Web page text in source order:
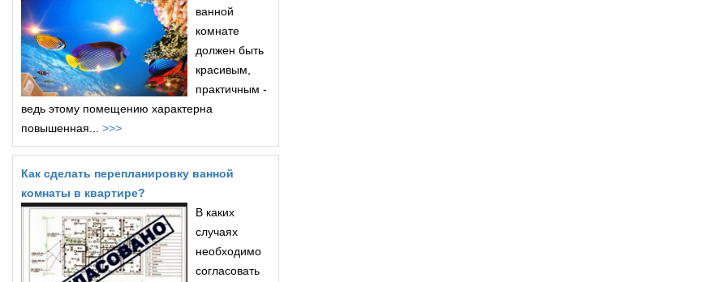
ванной
комнате
должен быть
красивым,
практичным -
ведь этому помещению характерна
повышенная... >>>
Как сделать перепланировку ванной
комнаты в квартире?
В каких
случаях
необходимо
согласовать